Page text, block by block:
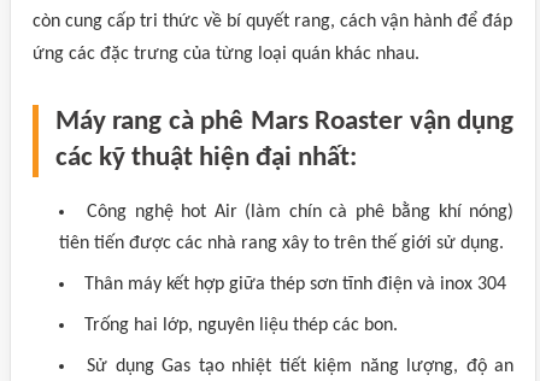
còn cung cấp tri thức về bí quyết rang, cách vận hành để đáp
ứng các đặc trưng của từng loại quán khác nhau.
Máy rang cà phê Mars Roaster vận dụng
các kỹ thuật hiện đại nhất:
Công nghệ hot Air (làm chín cà phê bằng khí nóng)
tiên tiến được các nhà rang xây to trên thế giới sử dụng.
Thân máy kết hợp giữa thép sơn tĩnh điện và inox 304
Trống hai lớp, nguyên liệu thép các bon.
Sử dụng Gas tạo nhiệt tiết kiệm năng lượng, độ an